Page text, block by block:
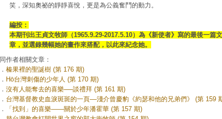
笑，深知奧祕的靜靜喜悅，更是為公義奮鬥的動力。
編按：
本期刊出王貞文牧師（1965.9.29-2017.5.10）為《新使者》寫的最後一篇文
章，並選錄幾幅她的畫作來搭配，以此來紀念她。
同作者相關文章：
． 榛果裡的聖誕樹 (第 176 期)
． Hō͘台灣刺傷的少年人 (第 170 期)
． 沒有人能奪去的喜樂──談禮拜 (第 161 期)
． 台灣基督教史血淚斑斑的一頁––淺介曾慶豹《約瑟和他的兄弟們》 (第 159
．
「找到」的喜樂——關於少年潘霍華 (第 157 期)